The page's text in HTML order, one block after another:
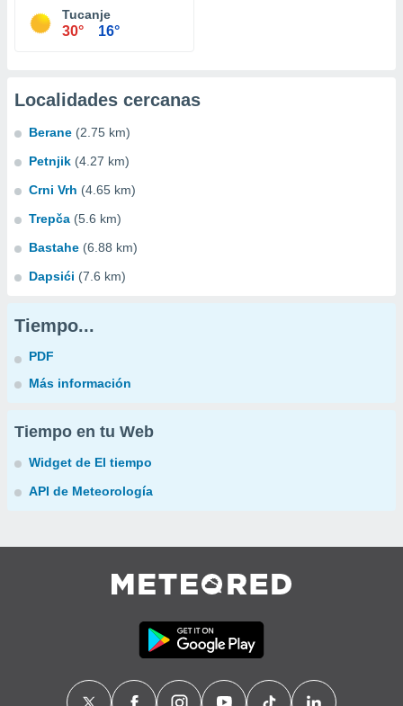
Tucanje
30° 16°
Localidades cercanas
Berane (2.75 km)
Petnjik (4.27 km)
Crni Vrh (4.65 km)
Trepča (5.6 km)
Bastahe (6.88 km)
Dapsići (7.6 km)
Tiempo...
PDF
Más información
Tiempo en tu Web
Widget de El tiempo
API de Meteorología